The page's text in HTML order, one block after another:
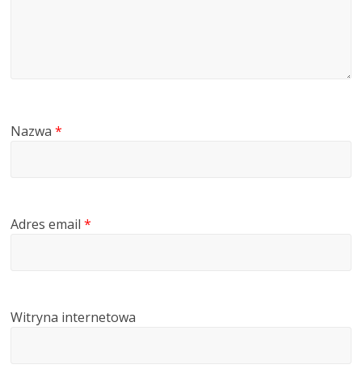
Nazwa*
Adres email*
Witryna internetowa